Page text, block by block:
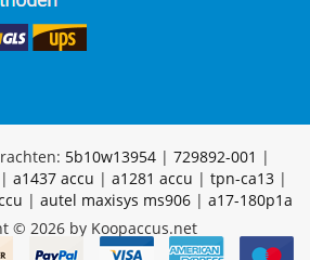
5b10w13954 | 729892-001 |
| a1437 accu | a1281 accu | tpn-ca13|
| autel maxisys ms906| a17-180p1a
© 2026 by Koopaccus.net